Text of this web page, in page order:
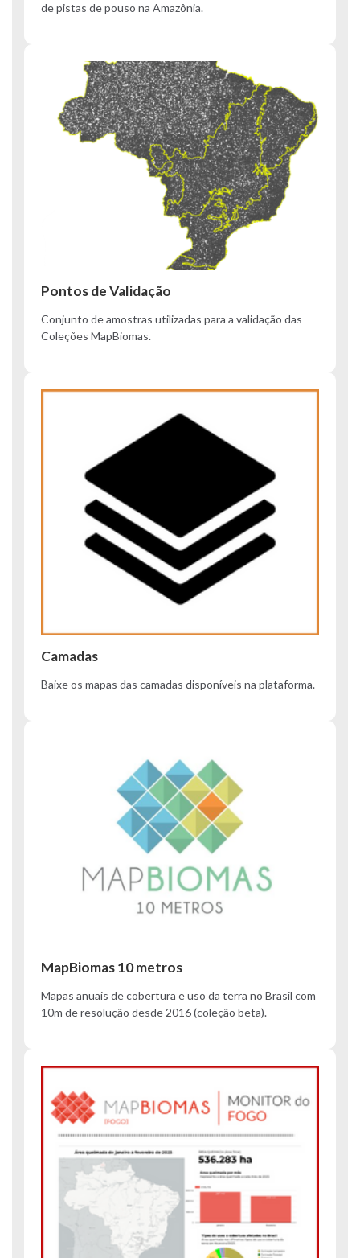
de pistas de pouso na Amazônia.
Pontos de Validação
Conjunto de amostras utilizadas para a validação das
Coleções MapBiomas.
Camadas
Baixe os mapas das camadas disponíveis na plataforma.
MapBiomas 10 metros
Mapas anuais de cobertura e uso da terra no Brasil com
10m de resolução desde 2016 (coleção beta).